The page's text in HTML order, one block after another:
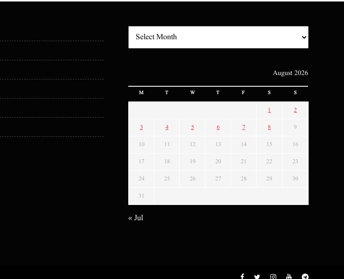
August 2026
M T W T F S S
1 2
3 4 5 6 7 8 9
10 11 12 13 14 15 16
17 18 19 20 21 22 23
24 25 26 27 28 29 30
31
« Jul